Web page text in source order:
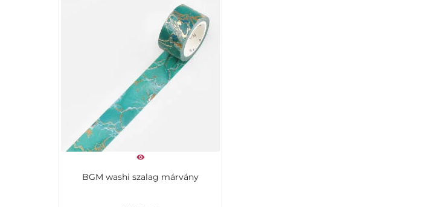
BGM washi szalag márvány